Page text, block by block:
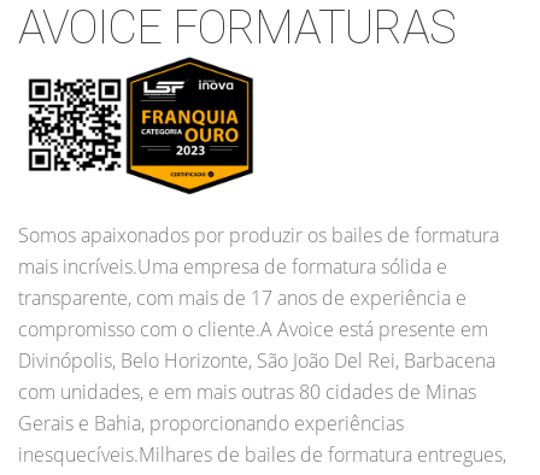
AVOICE FORMATURAS
Somos apaixonados por produzir os bailes de formatura
mais incríveis.Uma empresa de formatura sólida e
transparente, com mais de 17 anos de experiência e
compromisso com o cliente.A Avoice está presente em
Divinópolis, Belo Horizonte, São João Del Rei, Barbacena
com unidades, e em mais outras 80 cidades de Minas
Gerais e Bahia, proporcionando experiências
inesquecíveis.Milhares de bailes de formatura entregues,